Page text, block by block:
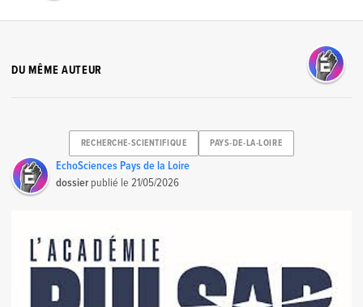
DU MÊME AUTEUR
RECHERCHE-SCIENTIFIQUE PAYS-DE-LA-LOIRE
EchoSciences Pays de la Loire
dossier publié le21/05/2026